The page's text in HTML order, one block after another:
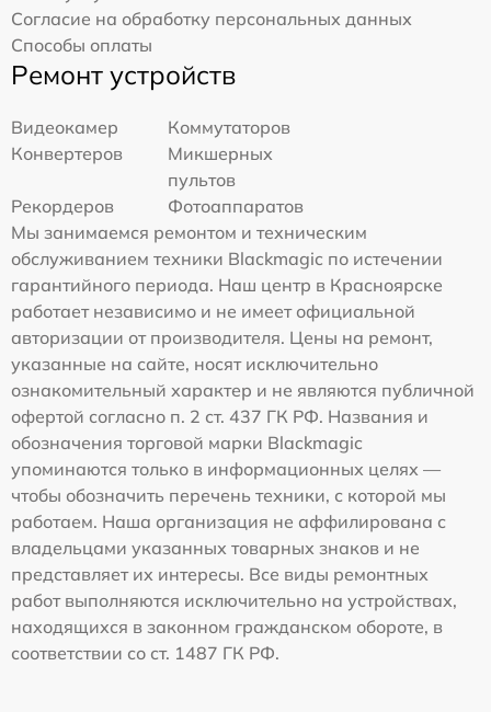
Согласие на обработку персональных данных
Способы оплаты
Ремонт устройств
Видеокамер
Коммутаторов
Конвертеров
Микшерных
пультов
Рекордеров
Фотоаппаратов
Мы занимаемся ремонтом и техническим
обслуживанием техники Blackmagic по истечении
гарантийного периода. Наш центр в Красноярске
работает независимо и не имеет официальной
авторизации от производителя. Цены на ремонт,
указанные на сайте, носят исключительно
ознакомительный характер и не являются публичной
офертой согласно п. 2 ст. 437 ГК РФ. Названия и
обозначения торговой марки Blackmagic
упоминаются только в информационных целях —
чтобы обозначить перечень техники, с которой мы
работаем. Наша организация не аффилирована с
владельцами указанных товарных знаков и не
представляет их интересы. Все виды ремонтных
работ выполняются исключительно на устройствах,
находящихся в законном гражданском обороте, в
соответствии со ст. 1487 ГК РФ.